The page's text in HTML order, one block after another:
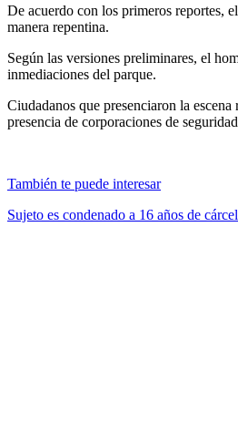
De acuerdo con los primeros reportes,
manera repentina.
Según las versiones preliminares, el
inmediaciones del parque.
Ciudadanos que presenciaron la
presencia de corporaciones de
También te puede interesar
Sujeto es condenado a 16 años de